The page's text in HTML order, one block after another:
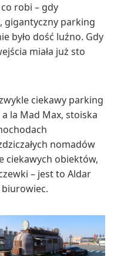
robi – gdy
gigantyczny parking
było dość luźno. Gdy
miała już sto
ciekawy parking
la Mad Max, stoiska
nomadów
ciekawych obiektów,
– jest to Aldar